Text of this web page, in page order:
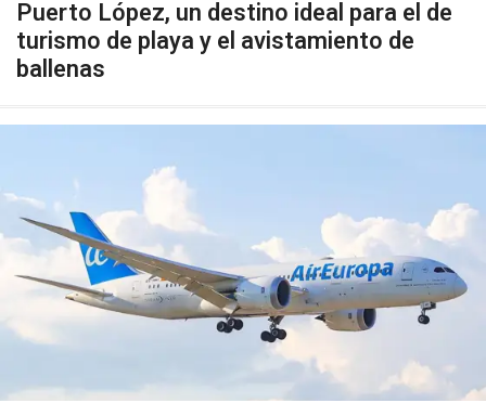
Puerto López, un destino ideal para el de
turismo de playa y el avistamiento de
ballenas